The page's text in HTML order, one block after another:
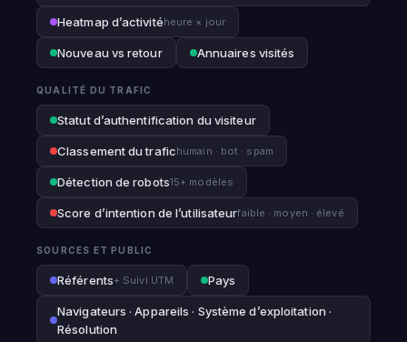
Heatmap d’activitéheure × jour
Nouveau vs retour Annuaires visités
QUALITÉ DU TRAFIC
Statut d’authentification du visiteur
Classement du trafichumain · bot · spam
Détection de robots15+ modèles
Score d’intention de l’utilisateurfaible · moyen · élevé
SOURCES ET PUBLIC
Référents+ Suivi UTM Pays
Navigateurs · Appareils · Système d’exploitation ·
Résolution